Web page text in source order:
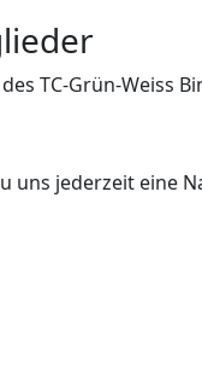
TC-Grün-Weiss
jederzeit eine